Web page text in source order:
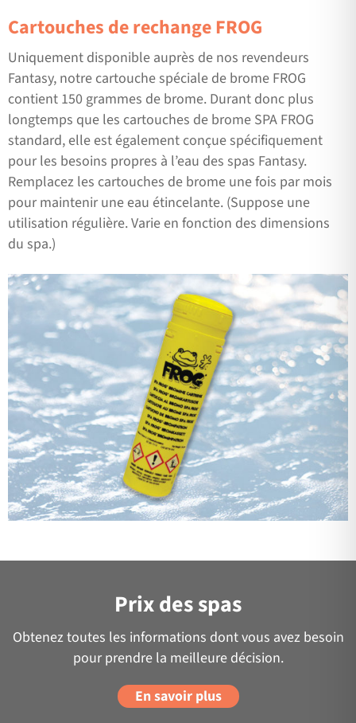
Cartouches de rechange FROG
Uniquement disponible auprès de nos revendeurs
Fantasy, notre cartouche spéciale de brome FROG
contient 150 grammes de brome. Durant donc plus
longtemps que les cartouches de brome SPA FROG
standard, elle est également conçue spécifiquement
pour les besoins propres à l’eau des spas Fantasy.
Remplacez les cartouches de brome une fois par mois
pour maintenir une eau étincelante. (Suppose une
utilisation régulière. Varie en fonction des dimensions
du spa.)
Prix des spas
Obtenez toutes les informations dont vous avez besoin
pour prendre la meilleure décision.
En savoir plus